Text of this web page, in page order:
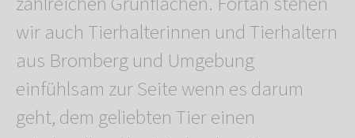
wir auch Tierhalterinnen und Tierhaltern
aus Bromberg und Umgebung
einfühlsam zur Seite wenn es darum
geht, dem geliebten Tier einen